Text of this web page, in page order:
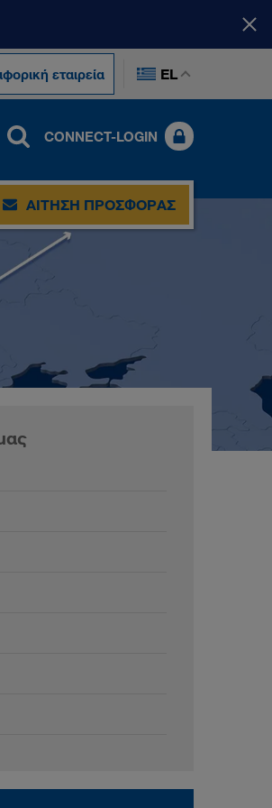
εταιρεία EL
CONNECT-LOGIN
ΑΊΤΗΣΗ ΠΡΟΣΦΟΡΆΣ